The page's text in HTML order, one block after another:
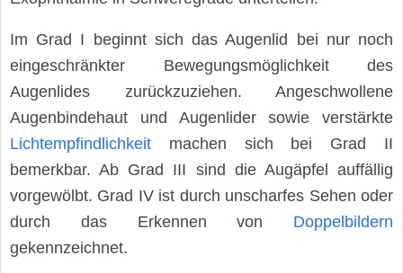
Im Grad I beginnt sich das Augenlid bei nur noch
eingeschränkter Bewegungsmöglichkeit des
Augenlides zurückzuziehen. Angeschwollene
Augenbindehaut und Augenlider sowie verstärkte
Lichtempfindlichkeit machen sich bei Grad II
bemerkbar. Ab Grad III sind die Augäpfel auffällig
vorgewölbt. Grad IV ist durch unscharfes Sehen oder
durch das Erkennen von Doppelbildern
gekennzeichnet.